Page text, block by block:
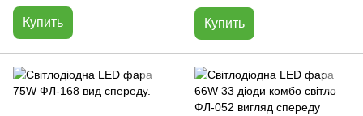
Купить Купить